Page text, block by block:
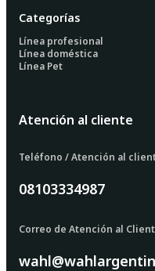
Categorías
Línea profesional
Línea doméstica
Línea Pet
Atención al cliente
Teléfono / Atención al
08103334987
Correo de Atención al